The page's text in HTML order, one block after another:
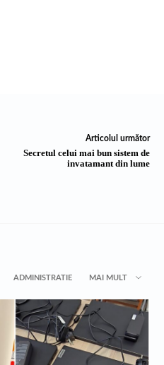
Articolul următor
Secretul celui mai bun sistem de
invatamant din lume
ADMINISTRATIE MAI MULT